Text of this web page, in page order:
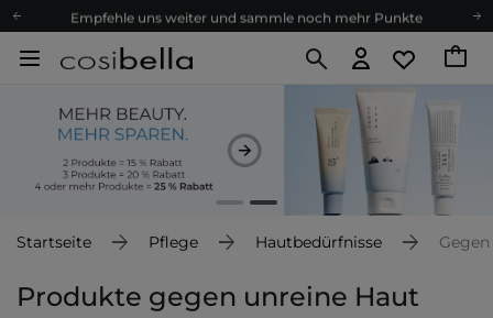
Empfehle uns weiter und sammle noch mehr Punkte
Kostenloser Versand ab 60 €
Versand nach Deutschland und Österreich
Treueprogramm
Lieferung in 1-2 Tagen
Empfehle uns weiter und sammle noch mehr Punkte
Kostenloser Versand ab 60 €
Startseite Pflege Hautbedürfnisse
Produkte gegen unreine Haut